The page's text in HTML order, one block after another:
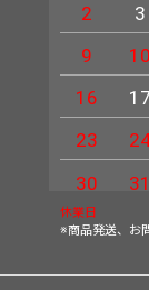
2
3
9
10
16
17
23
30
31
休業日
※商品発送、お